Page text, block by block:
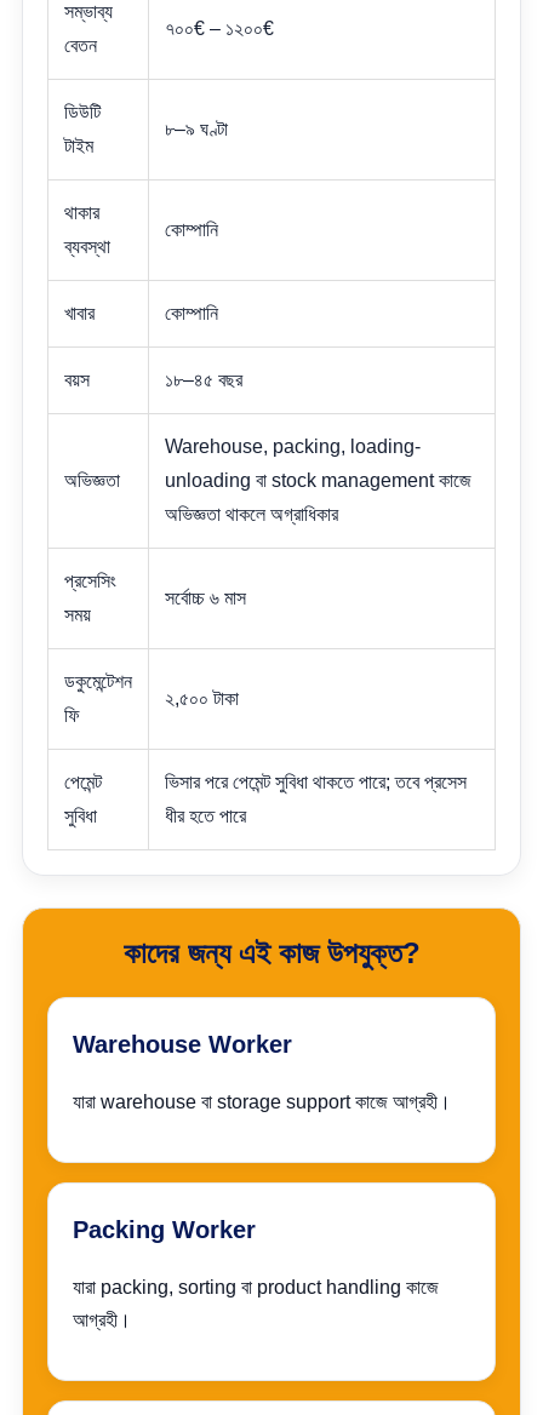
সম্ভাব্য
বেতন
৭০০€ – ১২০০€
ডিউটি
টাইম
৮–৯ ঘণ্টা
থাকার
ব্যবস্থা
কোম্পানি
খাবার কোম্পানি
বয়স ১৮–৪৫ বছর
অভিজ্ঞতা
Warehouse, packing, loading-
unloading বা stock management কাজে
অভিজ্ঞতা থাকলে অগ্রাধিকার
প্রসেসিং
সময়
সর্বোচ্চ ৬ মাস
ডকুমেন্টেশন
ফি
২,৫০০ টাকা
পেমেন্ট
সুবিধা
ভিসার পরে পেমেন্ট সুবিধা থাকতে পারে; তবে প্রসেস
ধীর হতে পারে
কাদের জন্য এই কাজ উপযুক্ত?
Warehouse Worker
যারা warehouse বা storage support কাজে আগ্রহী।
Packing Worker
যারা packing, sorting বা product handling কাজে
আগ্রহী।